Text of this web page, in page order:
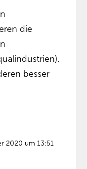
die
besser
2020 um 13:51